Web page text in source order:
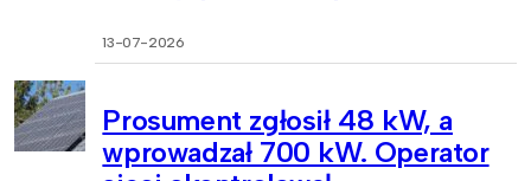
13-07-2026
Prosument zgłosił 48 kW, a
wprowadzał 700 kW. Operator